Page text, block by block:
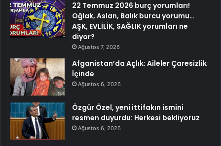
22 Temmuz 2026 burç yorumları!
Oğlak, Aslan, Balık burcu yorumu…
AŞK, EVLİLİK, SAĞLIK yorumları ne
diyor?
Ağustos 7, 2026
Afganistan’da Açlık: Aileler Çaresizlik
İçinde
Ağustos 6, 2026
Özgür Özel, yeni ittifakın ismini
resmen duyurdu: Herkesi bekliyoruz
Ağustos 6, 2026